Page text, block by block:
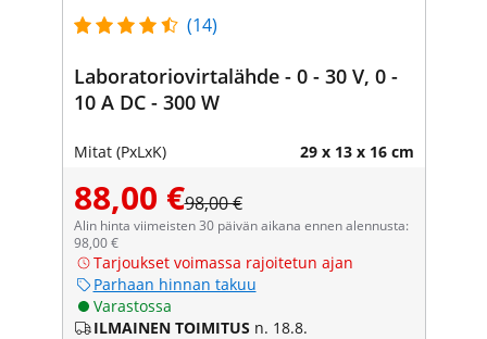
(14)
Laboratoriovirtalähde - 0 - 30 V, 0 -
10 A DC - 300 W
Mitat (PxLxK) 29 x 13 x 16 cm
88,00 €98,00 €
Alin hinta viimeisten 30 päivän aikana ennen alennusta:
98,00 €
Tarjoukset voimassa rajoitetun ajan
Parhaan hinnan takuu
Varastossa
ILMAINEN TOIMITUS n. 18.8.